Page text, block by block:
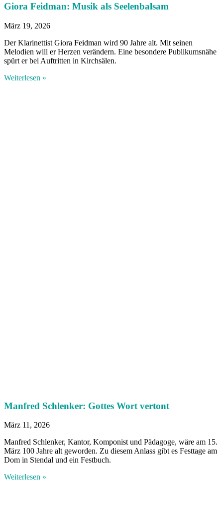
Giora Feidman: Musik als Seelenbalsam
März 19, 2026
Der Klarinettist Giora Feidman wird 90 Jahre alt. Mit seinen
Melodien will er Herzen verändern. Eine besondere Publikumsnähe
spürt er bei Auftritten in Kirchsälen.
Weiterlesen »
Manfred Schlenker: Gottes Wort vertont
März 11, 2026
Manfred Schlenker, Kantor, Komponist und Pädagoge, wäre am 15.
März 100 Jahre alt geworden. Zu diesem Anlass gibt es Festtage am
Dom in Stendal und ein Festbuch.
Weiterlesen »